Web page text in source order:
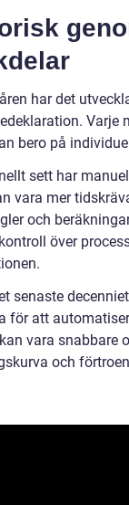
har det
Varje
bero på
sett har
vara mer
och
över
senaste
för att
vara snabbare
och